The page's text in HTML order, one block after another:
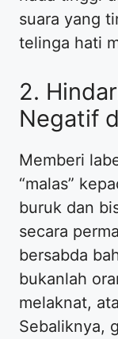
suara yang
telinga hati
2.
Negatif
Memberi
“malas”
buruk dan
secara
bersabda
bukanlah
melaknat,
Sebaliknya,